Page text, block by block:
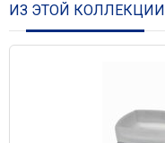
ИЗ ЭТОЙ КОЛЛЕКЦИИ